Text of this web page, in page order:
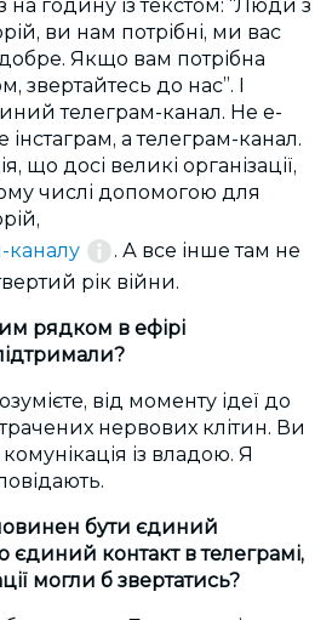
годину із текстом: “Люди з
ви нам потрібні, ми вас
Якщо вам потрібна
звертайтесь до нас”. І
телеграм-канал. Не e-
а телеграм-канал.
що досі великі організації,
числі допомогою для
каналу
. А все інше там не
рік війни.
рядком в ефірі
від моменту ідеї до
нервових клітин. Ви
із владою. Я
бути єдиний
єдиний контакт в телеграмі,
могли б звертатись?